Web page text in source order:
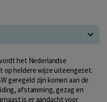
het Nederlandse
op heldere wijze uiteengezet.
geregeld zijn komen aan de
afstamming, gezag en
is er aandacht voor